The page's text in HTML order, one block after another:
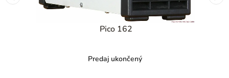
Pico 162
Predaj ukončený